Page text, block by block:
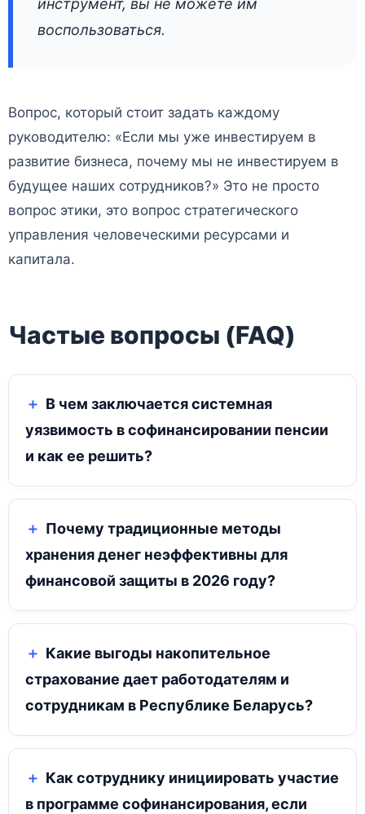
инструмент, вы не можете им
воспользоваться.
Вопрос, который стоит задать каждому
руководителю: «Если мы уже инвестируем в
развитие бизнеса, почему мы не инвестируем в
будущее наших сотрудников?» Это не просто
вопрос этики, это вопрос стратегического
управления человеческими ресурсами и
капитала.
Частые вопросы (FAQ)
В чем заключается системная
уязвимость в софинансировании пенсии
и как ее решить?
Почему традиционные методы
хранения денег неэффективны для
финансовой защиты в 2026 году?
Какие выгоды накопительное
страхование дает работодателям и
сотрудникам в Республике Беларусь?
Как сотруднику инициировать участие
в программе софинансирования, если